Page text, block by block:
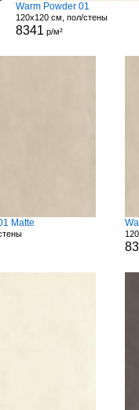
Warm Powder 01
120x120 см, пол/стены
8341 р/м²
Matte